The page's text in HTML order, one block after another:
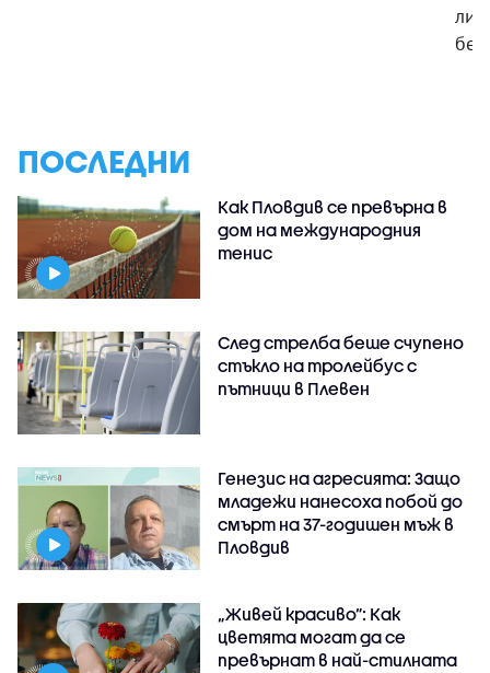
ли
ПОСЛЕДНИ
Как Пловдив се превърна в
дом на международния
тенис
След стрелба беше счупено
стъкло на тролейбус с
пътници в Плевен
Генезис на агресията: Защо
младежи нанесоха побой до
смърт на 37-годишен мъж в
Пловдив
„Живей красиво”: Как
цветята могат да се
превърнат в най-стилната